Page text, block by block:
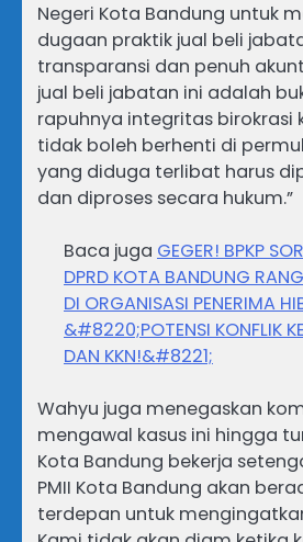
Negeri Kota Bandung untuk
dugaan praktik jual beli
transparansi dan penuh
jual beli jabatan ini adalah
rapuhnya integritas birokrasi
tidak boleh berhenti di
yang diduga terlibat harus
dan diproses secara hukum.”
Baca juga GEGER! BPKP
DPRD KOTA BANDUNG
DI ORGANISASI PENERIMA
&#8220;POTENSI KONFLIK
DAN KKN!&#8221;
Wahyu juga menegaskan
mengawal kasus ini hingga
Kota Bandung bekerja
PMII Kota Bandung akan
terdepan untuk